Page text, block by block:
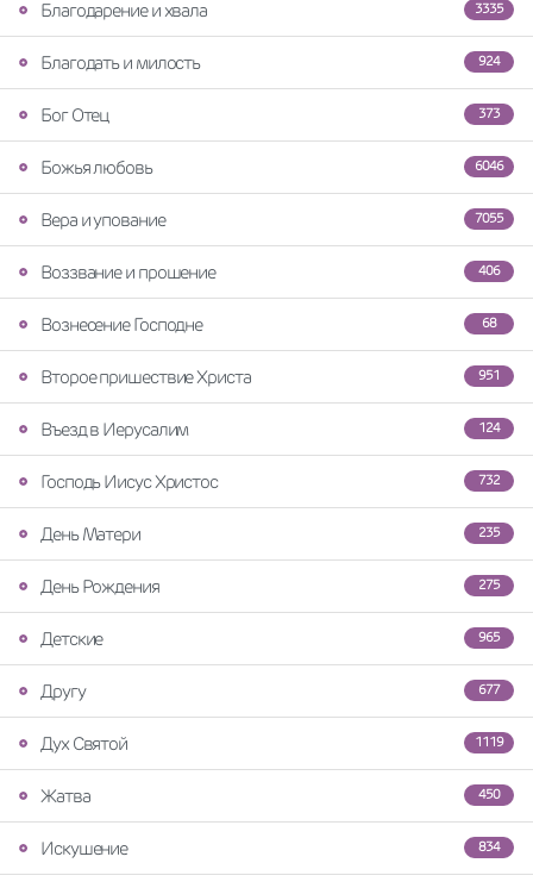
3335
Благодарение и хвала
924
Благодать и милость
373
Бог Отец
6046
Божья любовь
7055
Вера и упование
406
Воззвание и прошение
68
Вознесение Господне
951
Второе пришествие Христа
124
Въезд в Иерусалим
732
Господь Иисус Христос
235
День Матери
275
День Рождения
965
Детские
677
Другу
1119
Дух Святой
450
Жатва
834
Искушение